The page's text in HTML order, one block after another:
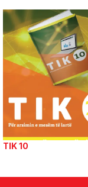
TIK 10